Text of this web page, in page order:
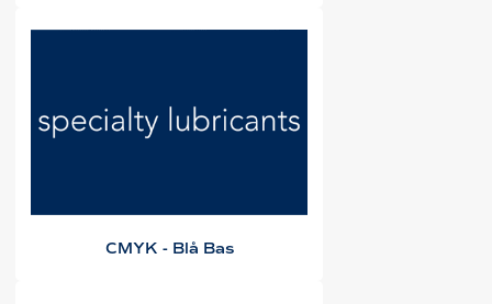
CMYK - Blå Bas